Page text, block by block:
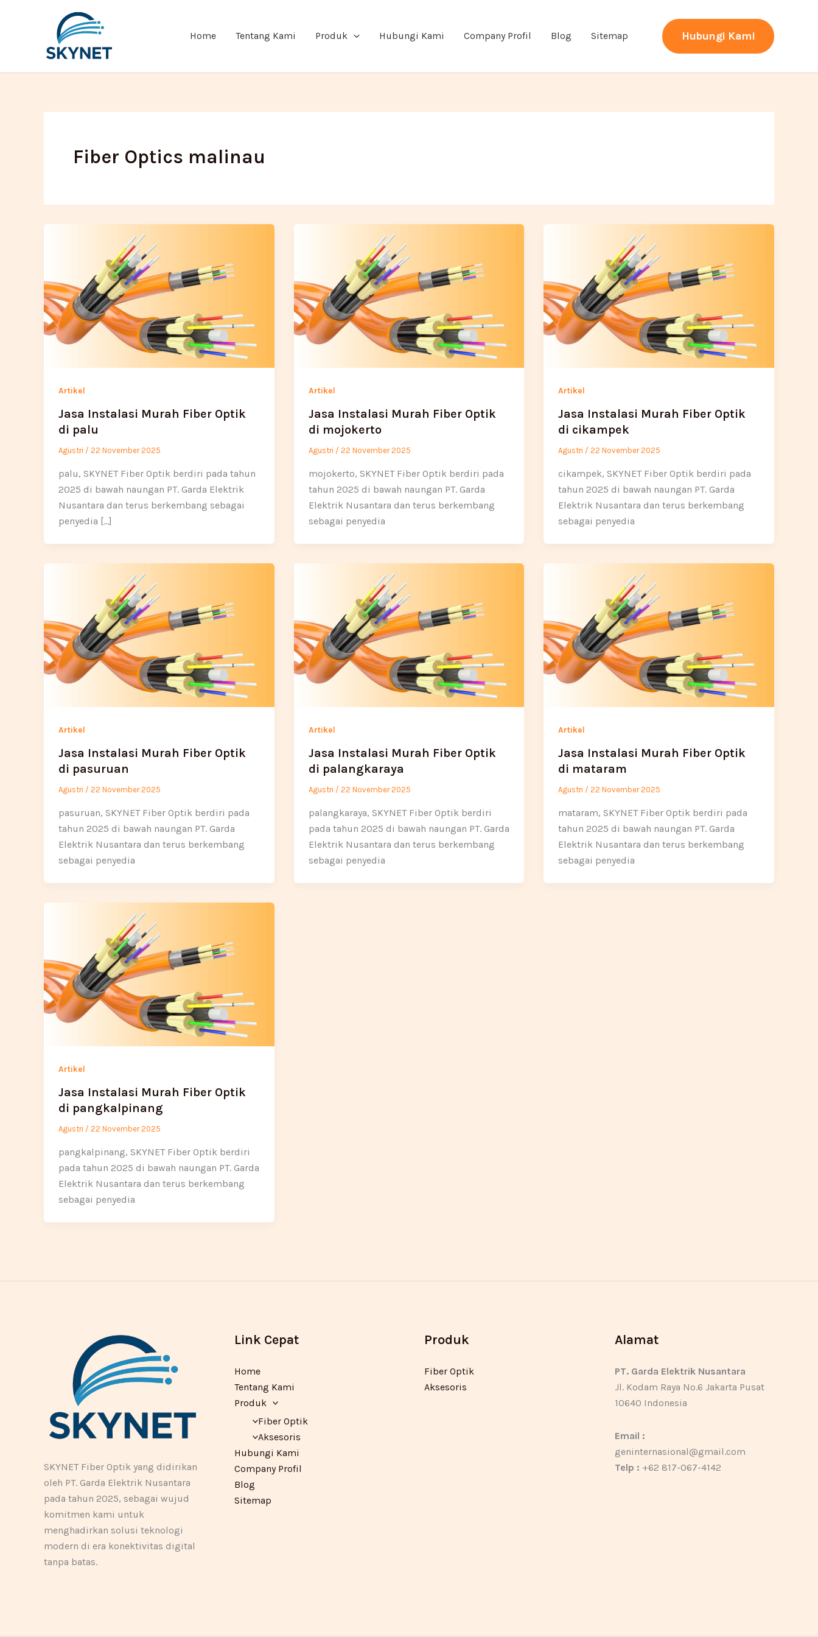
Home Tentang Kami Produk Hubungi Kami Company Profil Blog Sitemap Hubungi Kami
Fiber Optics malinau
Artikel
Jasa Instalasi Murah Fiber Optik
di palu
Agustri / 22 November 2025
palu, SKYNET Fiber Optik berdiri pada tahun
2025 di bawah naungan PT. Garda Elektrik
Nusantara dan terus berkembang sebagai
penyedia […]
Artikel
Jasa Instalasi Murah Fiber Optik
di mojokerto
Agustri / 22 November 2025
mojokerto, SKYNET Fiber Optik berdiri pada
tahun 2025 di bawah naungan PT. Garda
Elektrik Nusantara dan terus berkembang
sebagai penyedia
Artikel
Jasa Instalasi Murah Fiber Optik
di cikampek
Agustri / 22 November 2025
cikampek, SKYNET Fiber Optik berdiri pada
tahun 2025 di bawah naungan PT. Garda
Elektrik Nusantara dan terus berkembang
sebagai penyedia
Artikel
Jasa Instalasi Murah Fiber Optik
di pasuruan
Agustri / 22 November 2025
pasuruan, SKYNET Fiber Optik berdiri pada
tahun 2025 di bawah naungan PT. Garda
Elektrik Nusantara dan terus berkembang
sebagai penyedia
Artikel
Jasa Instalasi Murah Fiber Optik
di palangkaraya
Agustri / 22 November 2025
palangkaraya, SKYNET Fiber Optik berdiri
pada tahun 2025 di bawah naungan PT. Garda
Elektrik Nusantara dan terus berkembang
sebagai penyedia
Artikel
Jasa Instalasi Murah Fiber Optik
di mataram
Agustri /22 November 2025
mataram, SKYNET Fiber Optik berdiri pada
tahun 2025 di bawah naungan PT. Garda
Elektrik Nusantara dan terus berkembang
sebagai penyedia
Artikel
Jasa Instalasi Murah Fiber Optik
di pangkalpinang
Agustri / 22 November 2025
pangkalpinang, SKYNET Fiber Optik berdiri
pada tahun 2025 di bawah naungan PT. Garda
Elektrik Nusantara dan terus berkembang
sebagai penyedia
SKYNET Fiber Optik yang didirikan
oleh PT. Garda Elektrik Nusantara
pada tahun 2025, sebagai wujud
komitmen kami untuk
menghadirkan solusi teknologi
modern di era konektivitas digital
tanpa batas.
Link Cepat
Home
Tentang Kami
Produk
Fiber Optik
Aksesoris
Hubungi Kami
Company Profil
Blog
Sitemap
Produk
Fiber Optik
Aksesoris
Alamat
PT. Garda Elektrik Nusantara
Jl. Kodam Raya No.6 Jakarta Pusat
10640 Indonesia
Email :
geninternasional@gmail.com
Telp : +62 817-067-4142